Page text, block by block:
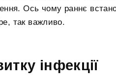
Ось чому раннє
так важливо.
інфекції